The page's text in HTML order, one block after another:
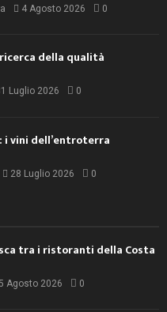
4 Agosto 2026 0
della qualità
Luglio 2026 0
i vini dell’entroterra
28 Luglio 2026 0
tra i ristoranti della Costa
5 Agosto 2026 0